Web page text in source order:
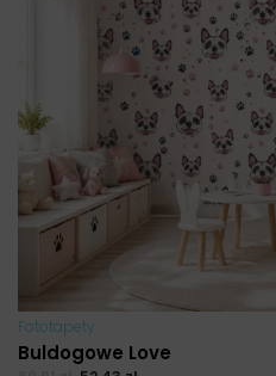
Fototapety
Buldogowe Love